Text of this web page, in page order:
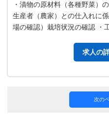
・漬物の原材料（各種野菜）
生産者（農家）との仕入れに
場の確認）栽培状況の確認 ・
求人の
次の